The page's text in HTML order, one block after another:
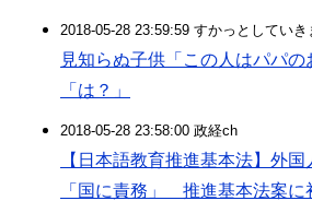
2018-05-28 23:59:59 すかっとしてい
見知らぬ子供「この人はパパ
「は？」
2018-05-28 23:58:00 政経ch
【日本語教育推進基本法】外
「国に責務」 推進基本法案